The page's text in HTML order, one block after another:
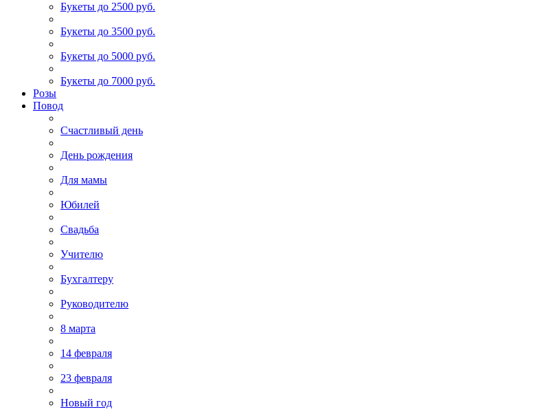
Букеты до 2500 руб.
Букеты до 3500 руб.
Букеты до 5000 руб.
Букеты до 7000 руб.
Розы
Повод
Счастливый день
День рождения
Для мамы
Юбилей
Свадьба
Учителю
Бухгалтеру
Руководителю
8 марта
14 февраля
23 февраля
Новый год